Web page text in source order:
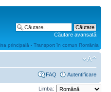
Căutare avansată
principală - Transport în comun România
FAQ Autentificare
Limba: